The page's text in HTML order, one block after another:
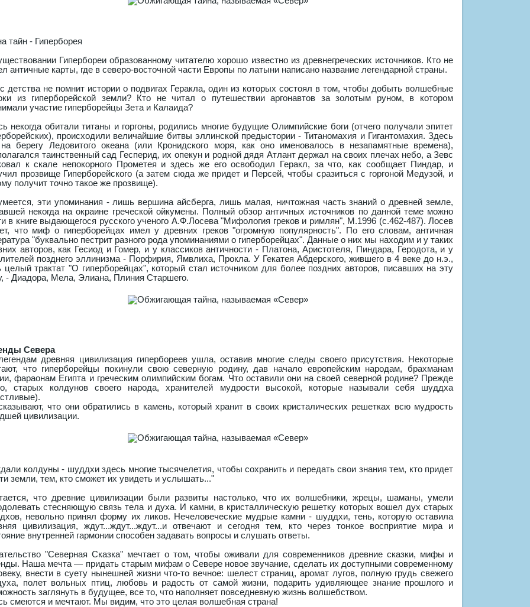
тайн - Гиперборея
Гипербореи образованному читателю хорошо известно из древнегреческих источников. Кто не
античные карты, где в северо-восточной части Европы по латыни написано название легендарной страны.
детства не помнит истории о подвигах Геракла, один из которых состоял в том, чтобы добыть волшебные
из гиперборейской земли? Кто не читал о путешествии аргонавтов за золотым руном, в котором
участие гиперборейцы Зета и Калаида?
некогда обитали титаны и горгоны, родились многие будущие Олимпийские боги (отчего получали эпитет
происходили величайшие битвы эллинской предыстории - Титаномахия и Гигантомахия. Здесь
берегу Ледовитого океана (или Кронидского моря, как оно именовалось в незапамятные времена),
таинственный сад Гесперид, их опекун и родной дядя Атлант держал на своих плечах небо, а Зевс
к скале непокорного Прометея и здесь же его освободил Геракл, за что, как сообщает Пиндар, и
прозвище Гиперборейского (а затем сюда же придет и Персей, чтобы сразиться с горгоной Медузой, и
получит точно такое же прозвище).
эти упоминания - лишь вершина айсберга, лишь малая, ничтожная часть знаний о древней земле,
некогда на окраине греческой ойкумены. Полный обзор античных источников по данной теме можно
в книге выдающегося русского ученого А.Ф.Лосева "Мифология греков и римлян", М.1996 (с.462-487). Лосев
что миф о гиперборейцах имел у древних греков "огромную популярность". По его словам, античная
"буквально пестрит разного рода упоминаниями о гиперборейцах". Данные о них мы находим и у таких
авторов, как Гесиод и Гомер, и у классиков античности - Платона, Аристотеля, Пиндара, Геродота, и у
позднего эллинизма - Порфирия, Ямвлиха, Прокла. У Гекатея Абдерского, жившего в 4 веке до н.э.,
целый трактат "О гиперборейцах", который стал источником для более поздних авторов, писавших на эту
- Диадора, Мела, Элиана, Плиния Старшего.
Севера
древняя цивилизация гипербореев ушла, оставив многие следы своего присутствия. Некоторые
что гиперборейцы покинули свою северную родину, дав начало европейским народам, брахманам
фараонам Египта и греческим олимпийским богам. Что оставили они на своей северной родине? Прежде
старых колдунов своего народа, хранителей мудрости высокой, которые называли себя шуддха
что они обратились в камень, который хранит в своих кристалических решетках всю мудрость
цивилизации.
колдуны - шуддхи здесь многие тысячелетия, чтобы сохранить и передать свои знания тем, кто придет
земли, тем, кто сможет их увидеть и услышать..."
что древние цивилизации были развиты настолько, что их волшебники, жрецы, шаманы, умели
стесняющую связь тела и духа. И камни, в кристаллическую решетку которых вошел дух старых
невольно принял форму их ликов. Нечеловеческие мудрые камни - шуддхи, тень, которую оставила
цивилизация, ждут...ждут...ждут...и отвечают и сегодня тем, кто через тонкое восприятие мира и
внутренней гармонии способен задавать вопросы и слушать ответы.
"Северная Сказка" мечтает о том, чтобы оживали для современников древние сказки, мифы и
Наша мечта — придать старым мифам о Севере новое звучание, сделать их доступными современному
внести в суету нынешней жизни что-то вечное: шелест страниц, аромат лугов, полную грудь свежего
полет вольных птиц, любовь и радость от самой жизни, подарить удивляющее знание прошлого и
заглянуть в будущее, все то, что наполняет повседневную жизнь волшебством.
смеются и мечтают. Мы видим, что это целая волшебная страна!